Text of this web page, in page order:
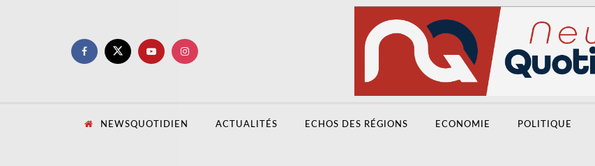
NEWSQUOTIDIEN ACTUALITÉS ECHOS DES RÉGIONS ECONOMIE POLITIQUE